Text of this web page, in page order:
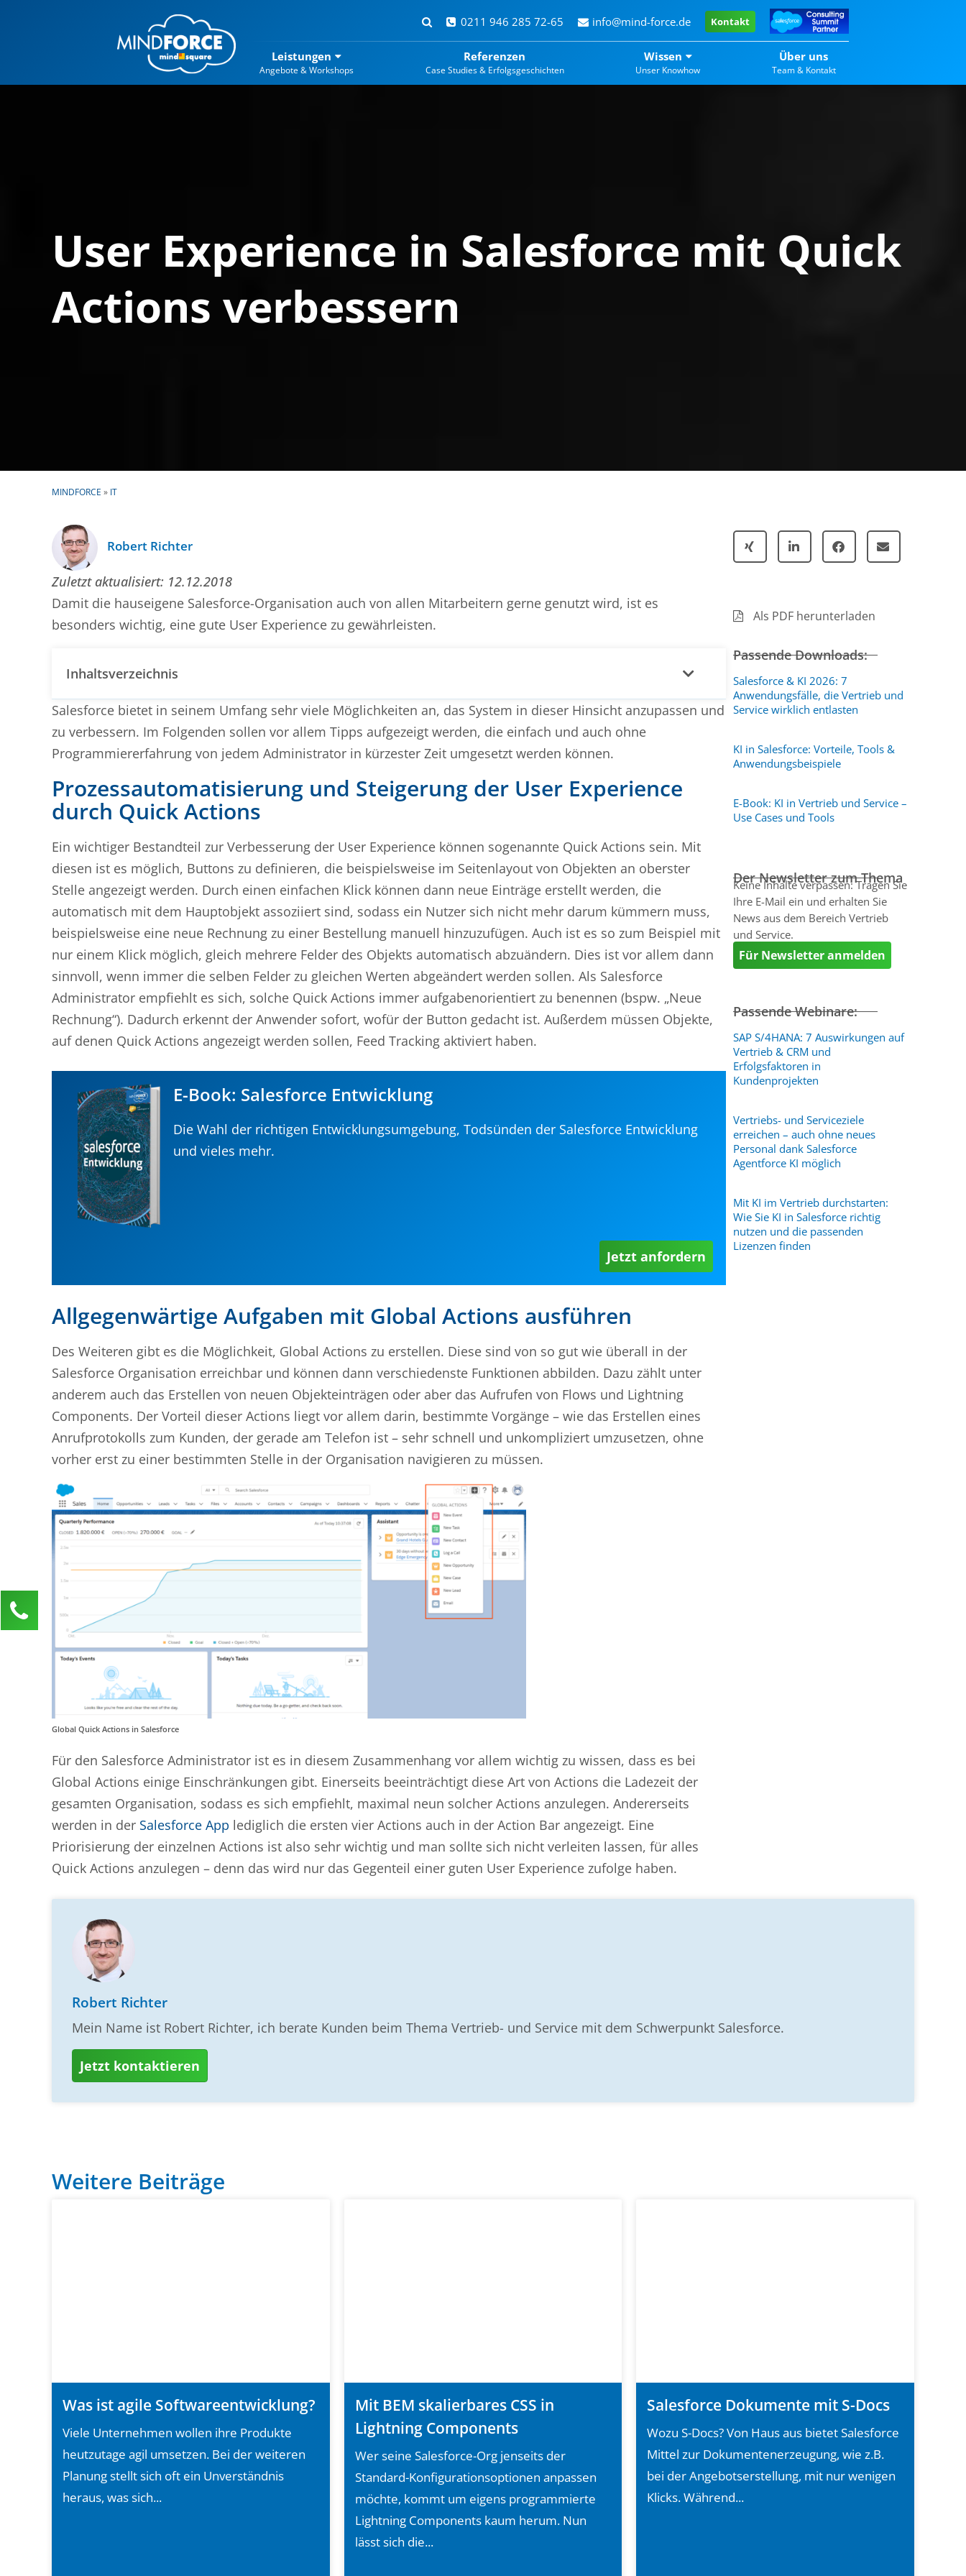
0211 946 285 72-65 info@mind-force.de Kontakt
Leistungen
Angebote & Workshops
Referenzen
Case Studies & Erfolgsgeschichten
Wissen
Unser Knowhow
Über uns
Team & Kontakt
User Experience in Salesforce mit Quick
Actions verbessern
MINDFORCE » IT
Robert Richter
Zuletzt aktualisiert: 12.12.2018
Damit die hauseigene Salesforce-Organisation auch von allen Mitarbeitern gerne genutzt wird, ist es
besonders wichtig, eine gute User Experience zu gewährleisten.
Inhaltsverzeichnis
Salesforce bietet in seinem Umfang sehr viele Möglichkeiten an, das System in dieser Hinsicht anzupassen und
zu verbessern. Im Folgenden sollen vor allem Tipps aufgezeigt werden, die einfach und auch ohne
Programmiererfahrung von jedem Administrator in kürzester Zeit umgesetzt werden können.
Prozessautomatisierung und Steigerung der User Experience
durch Quick Actions
Ein wichtiger Bestandteil zur Verbesserung der User Experience können sogenannte Quick Actions sein. Mit
diesen ist es möglich, Buttons zu definieren, die beispielsweise im Seitenlayout von Objekten an oberster
Stelle angezeigt werden. Durch einen einfachen Klick können dann neue Einträge erstellt werden, die
automatisch mit dem Hauptobjekt assoziiert sind, sodass ein Nutzer sich nicht mehr darum kümmern muss,
beispielsweise eine neue Rechnung zu einer Bestellung manuell hinzuzufügen. Auch ist es so zum Beispiel mit
nur einem Klick möglich, gleich mehrere Felder des Objekts automatisch abzuändern. Dies ist vor allem dann
sinnvoll, wenn immer die selben Felder zu gleichen Werten abgeändert werden sollen. Als Salesforce
Administrator empfiehlt es sich, solche Quick Actions immer aufgabenorientiert zu benennen (bspw. „Neue
Rechnung“). Dadurch erkennt der Anwender sofort, wofür der Button gedacht ist. Außerdem müssen Objekte,
auf denen Quick Actions angezeigt werden sollen, Feed Tracking aktiviert haben.
E-Book: Salesforce Entwicklung
Die Wahl der richtigen Entwicklungsumgebung, Todsünden der Salesforce Entwicklung
und vieles mehr.
Jetzt anfordern
Allgegenwärtige Aufgaben mit Global Actions ausführen
Des Weiteren gibt es die Möglichkeit, Global Actions zu erstellen. Diese sind von so gut wie überall in der
Salesforce Organisation erreichbar und können dann verschiedenste Funktionen abbilden. Dazu zählt unter
anderem auch das Erstellen von neuen Objekteinträgen oder aber das Aufrufen von Flows und Lightning
Components. Der Vorteil dieser Actions liegt vor allem darin, bestimmte Vorgänge – wie das Erstellen eines
Anrufprotokolls zum Kunden, der gerade am Telefon ist – sehr schnell und unkompliziert umzusetzen, ohne
vorher erst zu einer bestimmten Stelle in der Organisation navigieren zu müssen.
Global Quick Actions in Salesforce
Für den Salesforce Administrator ist es in diesem Zusammenhang vor allem wichtig zu wissen, dass es bei
Global Actions einige Einschränkungen gibt. Einerseits beeinträchtigt diese Art von Actions die Ladezeit der
gesamten Organisation, sodass es sich empfiehlt, maximal neun solcher Actions anzulegen. Andererseits
werden in der Salesforce App lediglich die ersten vier Actions auch in der Action Bar angezeigt. Eine
Priorisierung der einzelnen Actions ist also sehr wichtig und man sollte sich nicht verleiten lassen, für alles
Quick Actions anzulegen – denn das wird nur das Gegenteil einer guten User Experience zufolge haben.
Als PDF herunterladen
Passende Downloads:
Salesforce & KI 2026: 7
Anwendungsfälle, die Vertrieb und
Service wirklich entlasten
KI in Salesforce: Vorteile, Tools &
Anwendungsbeispiele
E-Book: KI in Vertrieb und Service –
Use Cases und Tools
Der Newsletter zum Thema
Keine Inhalte verpassen: Tragen Sie
Ihre E-Mail ein und erhalten Sie
News aus dem Bereich Vertrieb
und Service.
Für Newsletter anmelden
Passende Webinare:
SAP S/4HANA: 7 Auswirkungen auf
Vertrieb & CRM und
Erfolgsfaktoren in
Kundenprojekten
Vertriebs- und Serviceziele
erreichen – auch ohne neues
Personal dank Salesforce
Agentforce KI möglich
Mit KI im Vertrieb durchstarten:
Wie Sie KI in Salesforce richtig
nutzen und die passenden
Lizenzen finden
Robert Richter
Mein Name ist Robert Richter, ich berate Kunden beim Thema Vertrieb- und Service mit dem Schwerpunkt Salesforce.
Jetzt kontaktieren
Weitere Beiträge
Was ist agile Softwareentwicklung?
Viele Unternehmen wollen ihre Produkte
heutzutage agil umsetzen. Bei der weiteren
Planung stellt sich oft ein Unverständnis
heraus, was sich...
Mit BEM skalierbares CSS in
Lightning Components
Wer seine Salesforce-Org jenseits der
Standard-Konfigurationsoptionen anpassen
möchte, kommt um eigens programmierte
Lightning Components kaum herum. Nun
lässt sich die...
Salesforce Dokumente mit S-Docs
Wozu S-Docs? Von Haus aus bietet Salesforce
Mittel zur Dokumentenerzeugung, wie z.B.
bei der Angebotserstellung, mit nur wenigen
Klicks. Während...
Kontaktieren Sie uns!
Anja Klusner
Kundenservice
0211 946 285 72-65
anja.klusner@mind-force.de
Ihre Anfrage